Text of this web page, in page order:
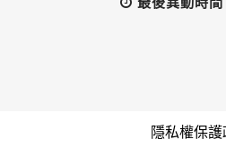
隱私權保護